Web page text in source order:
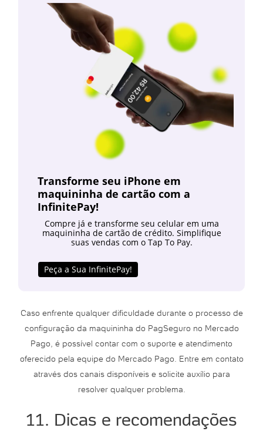
Transforme seu iPhone em
maquininha de cartão com a
InfinitePay!
Compre já e transforme seu celular em uma
maquininha de cartão de crédito. Simplifique
suas vendas com o Tap To Pay.
Peça a Sua InfinitePay!
Caso enfrente qualquer dificuldade durante o processo de
configuração da maquininha do PagSeguro no Mercado
Pago, é possível contar com o suporte e atendimento
oferecido pela equipe do Mercado Pago. Entre em contato
através dos canais disponíveis e solicite auxílio para
resolver qualquer problema.
11. Dicas e recomendações